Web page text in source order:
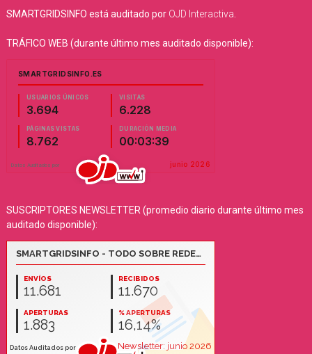
SMARTGRIDSINFO está auditado por OJD Interactiva
TRÁFICO WEB (durante último mes auditado disponible):
SUSCRIPTORES NEWSLETTER (promedio diario durante último mes
auditado disponible):